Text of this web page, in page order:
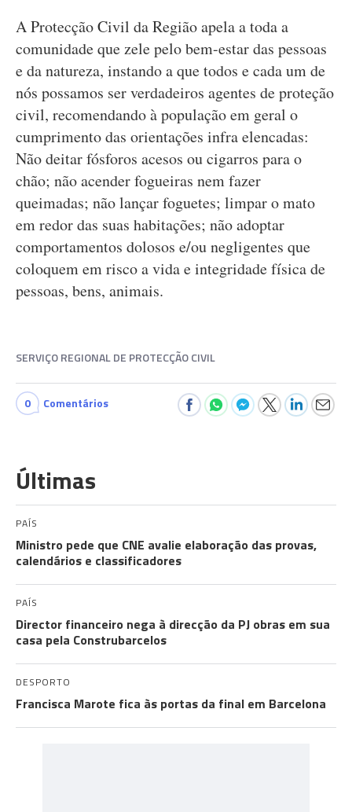
A Protecção Civil da Região apela a toda a
comunidade que zele pelo bem-estar das pessoas
e da natureza, instando a que todos e cada um de
nós possamos ser verdadeiros agentes de proteção
civil, recomendando à população em geral o
cumprimento das orientações infra elencadas:
Não deitar fósforos acesos ou cigarros para o
chão; não acender fogueiras nem fazer
queimadas; não lançar foguetes; limpar o mato
em redor das suas habitações; não adoptar
comportamentos dolosos e/ou negligentes que
coloquem em risco a vida e integridade física de
pessoas, bens, animais.
SERVIÇO REGIONAL DE PROTECÇÃO CIVIL
0 Comentários
Últimas
PAÍS
Ministro pede que CNE avalie elaboração das provas,
calendários e classificadores
PAÍS
Director financeiro nega à direcção da PJ obras em sua
casa pela Construbarcelos
DESPORTO
Francisca Marote fica às portas da final em Barcelona